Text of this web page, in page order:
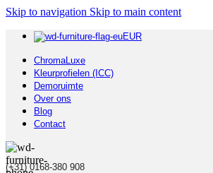
Skip to navigation Skip to main content
EUR
ChromaLuxe
Kleurprofielen (ICC)
Demoruimte
Over ons
Blog
Contact
(+31) 0168-380 908